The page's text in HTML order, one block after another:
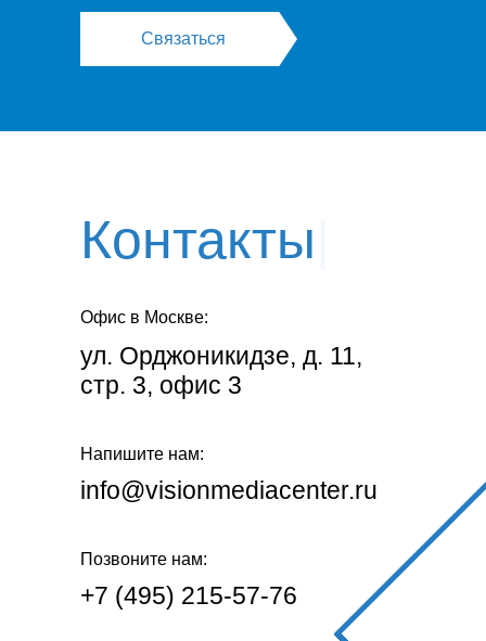
Связаться
Офис в Москве:
Контакты
Напишите нам:
Позвоните нам:
info@visionmediacenter.ru
+7 (495) 215-57-76
ул. Орджоникидзе, д. 11,
стр. 3, офис 3